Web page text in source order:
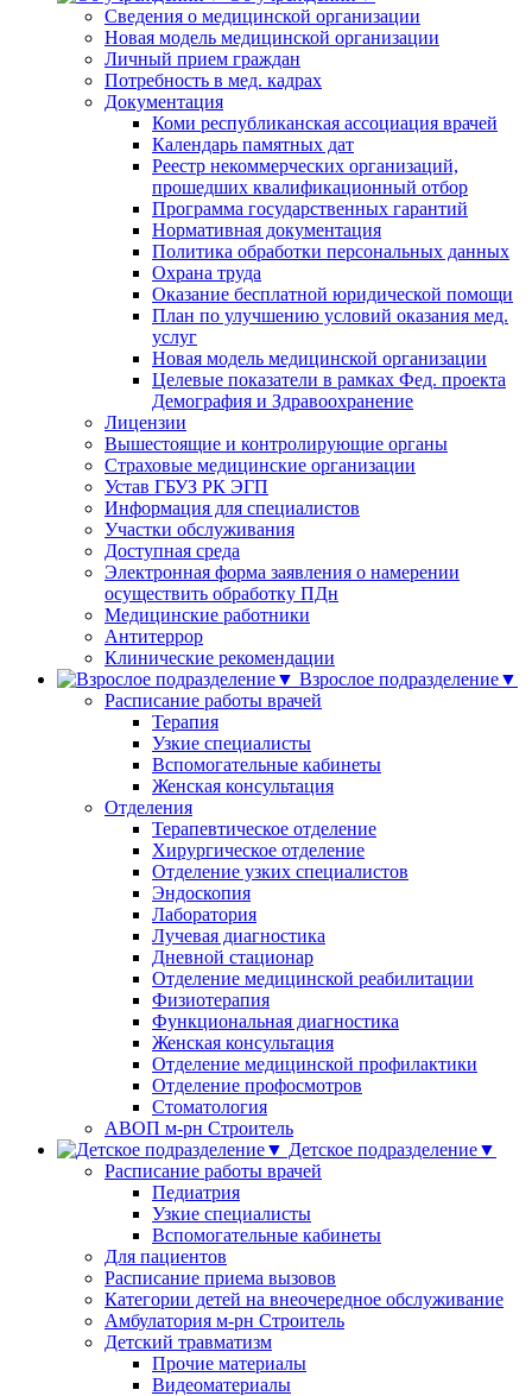
Сведения о медицинской организации
Новая модель медицинской организации
Личный прием граждан
Потребность в мед. кадрах
Документация
Коми республиканская ассоциация врачей
Календарь памятных дат
Реестр некоммерческих организаций,
прошедших квалификационный отбор
Программа государственных гарантий
Нормативная документация
Политика обработки персональных данных
Охрана труда
Оказание бесплатной юридической помощи
План по улучшению условий оказания мед.
услуг
Новая модель медицинской организации
Целевые показатели в рамках Фед. проекта
Демография и Здравоохранение
Лицензии
Вышестоящие и контролирующие органы
Страховые медицинские организации
Устав ГБУЗ РК ЭГП
Информация для специалистов
Участки обслуживания
Доступная среда
Электронная форма заявления о намерении
осуществить обработку ПДн
Медицинские работники
Антитеррор
Клинические рекомендации
Взрослое подразделение▼
Расписание работы врачей
Терапия
Узкие специалисты
Вспомогательные кабинеты
Женская консультация
Отделения
Терапевтическое отделение
Хирургическое отделение
Отделение узких специалистов
Эндоскопия
Лаборатория
Лучевая диагностика
Дневной стационар
Отделение медицинской реабилитации
Физиотерапия
Функциональная диагностика
Женская консультация
Отделение медицинской профилактики
Отделение профосмотров
Стоматология
АВОП м-рн Строитель
Детское подразделение▼
Расписание работы врачей
Педиатрия
Узкие специалисты
Вспомогательные кабинеты
Для пациентов
Расписание приема вызовов
Категории детей на внеочередное обслуживание
Амбулатория м-рн Строитель
Детский травматизм
Прочие материалы
Видеоматериалы